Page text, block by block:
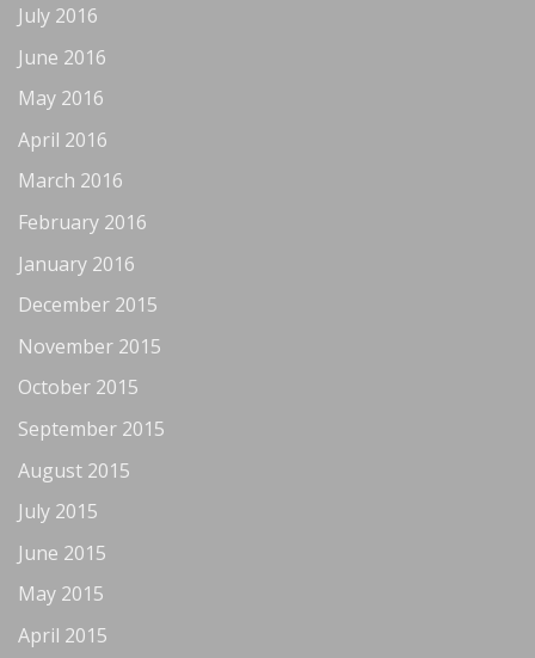
July 2016
June 2016
May 2016
April 2016
March 2016
February 2016
January 2016
December 2015
November 2015
October 2015
September 2015
August 2015
July 2015
June 2015
May 2015
April 2015